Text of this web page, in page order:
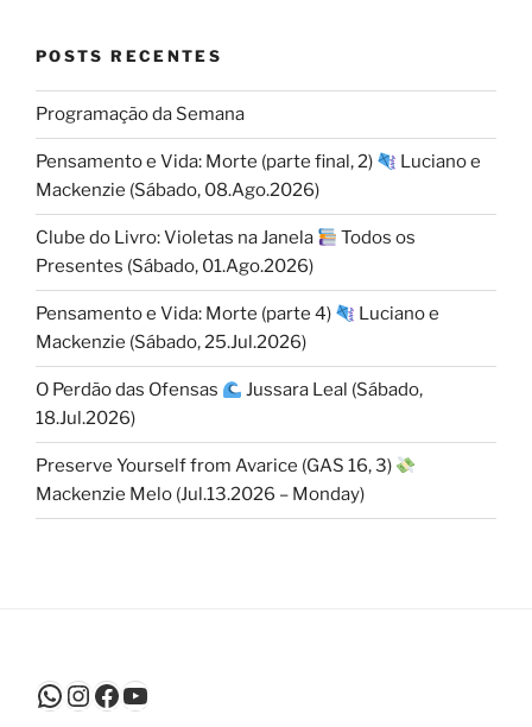
POSTS RECENTES
Programação da Semana
Pensamento e Vida: Morte (parte final, 2)
Luciano e
Mackenzie (Sábado, 08.Ago.2026)
Clube do Livro: Violetas na Janela
Todos os
Presentes (Sábado, 01.Ago.2026)
Pensamento e Vida: Morte (parte 4)
Luciano e
Mackenzie (Sábado, 25.Jul.2026)
O Perdão das Ofensas
Jussara Leal (Sábado,
18.Jul.2026)
Preserve Yourself from Avarice (GAS 16, 3)
Mackenzie Melo (Jul.13.2026 – Monday)
WhatsApp
Instagram
Facebook
Youtube